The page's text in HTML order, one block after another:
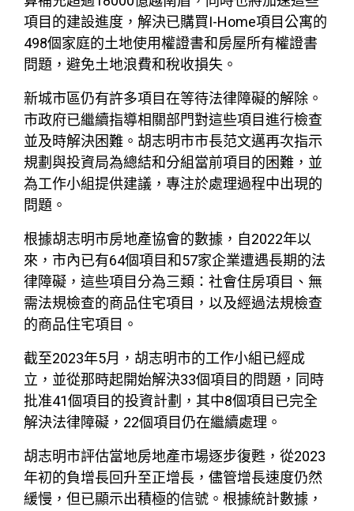
項目的建設進度，解決已購買I-Home項目公寓的
498個家庭的土地使用權證書和房屋所有權證書
問題，避免土地浪費和稅收損失。
新城市區仍有許多項目在等待法律障礙的解除。
市政府已繼續指導相關部門對這些項目進行檢查
並及時解決困難。胡志明市市長范文邁再次指示
規劃與投資局為總結和分組當前項目的困難，並
為工作小組提供建議，專注於處理過程中出現的
問題。
根據胡志明市房地產協會的數據，自2022年以
來，市內已有64個項目和57家企業遭遇長期的法
律障礙，這些項目分為三類：社會住房項目、無
需法規檢查的商品住宅項目，以及經過法規檢查
的商品住宅項目。
截至2023年5月，胡志明市的工作小組已經成
立，並從那時起開始解決33個項目的問題，同時
批准41個項目的投資計劃，其中8個項目已完全
解決法律障礙，22個項目仍在繼續處理。
胡志明市評估當地房地產市場逐步復甦，從2023
年初的負增長回升至正增長，儘管增長速度仍然
緩慢，但已顯示出積極的信號。根據統計數據，